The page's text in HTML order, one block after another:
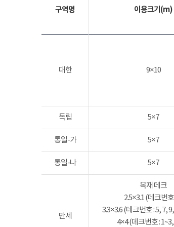
구역명 이용크기(m)
대한 9×10
독립 5×7
통일-가 5×7
통일-나 5×7
만세
목재 데크
2.5×3.1 (데크번호
3.3×3.6 (데크번호 : 5, 7,
4×4 (데크번호 :